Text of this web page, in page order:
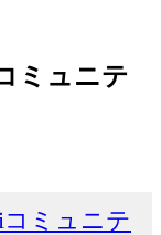
ミュニテ
コミュニテ